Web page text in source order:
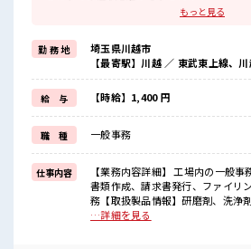
≪ちょっとの残業で収入アップ≫
残業は月20時間未満で、
ほどよく稼げます♪
≪土日祝休のお仕事≫
家族や友人と一緒にプライベート満喫！
≪機能的な制服アリ≫
制服があるので、
毎日の服装の悩み解消♪
≪収入アップを目指せる≫
高時給だらけの派遣のお仕事です！
■職場の雰囲気
仕事の合間の息抜きは休憩室で♪
もっと見る
勤 務 地
埼玉県川越市
【最寄駅】川越 ／ 東武東上線、
給 与 【時給】1,400 円
職 種 一般事務
仕事内容
【業務内容詳細】 工場内の一般事
書類作成、請求書発行、ファイリ
務【取扱製品情報】研磨剤、洗浄剤 ■お仕事PR ≪経験者優
≫ これまでの経験を活かしません
…詳細を見る